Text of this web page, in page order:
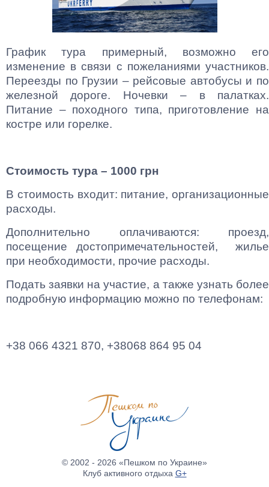
График тура примерный, возможно его
изменение в связи с пожеланиями участников.
Переезды по Грузии – рейсовые автобусы и по
железной дороге. Ночевки – в палатках.
Питание – походного типа, приготовление на
костре или горелке.
Стоимость тура – 1000 грн
В стоимость входит: питание, организационные
расходы.
Дополнительно оплачиваются: проезд,
посещение достопримечательностей, жилье
при необходимости, прочие расходы.
Подать заявки на участие, а также узнать более
подробную информацию можно по телефонам:
+38 066 4321 870, +38068 864 95 04
© 2002 - 2026 «Пешком по Украине»
Клуб активного отдыха G+